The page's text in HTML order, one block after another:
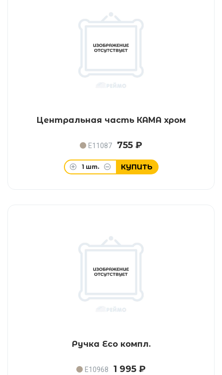
Центральная часть КАМА хром
E11087 755 ₽
1 шт. КУПИТЬ
Ручка Eco компл.
E10968 1 995 ₽